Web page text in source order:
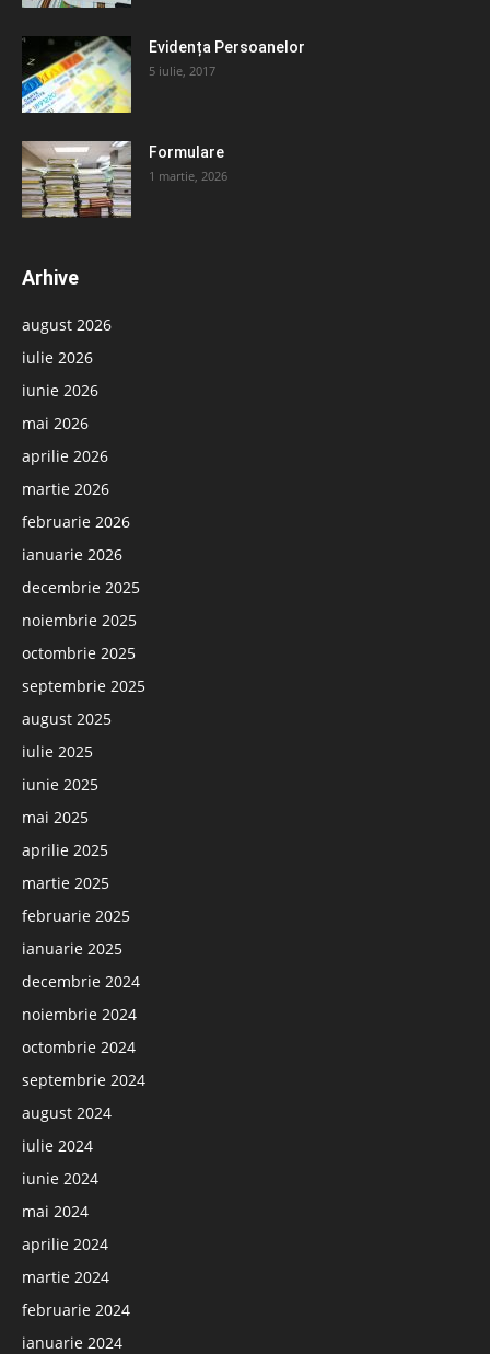
Evidența Persoanelor
5 iulie, 2017
Formulare
1 martie, 2026
Arhive
august 2026
iulie 2026
iunie 2026
mai 2026
aprilie 2026
martie 2026
februarie 2026
ianuarie 2026
decembrie 2025
noiembrie 2025
octombrie 2025
septembrie 2025
august 2025
iulie 2025
iunie 2025
mai 2025
aprilie 2025
martie 2025
februarie 2025
ianuarie 2025
decembrie 2024
noiembrie 2024
octombrie 2024
septembrie 2024
august 2024
iulie 2024
iunie 2024
mai 2024
aprilie 2024
martie 2024
februarie 2024
ianuarie 2024